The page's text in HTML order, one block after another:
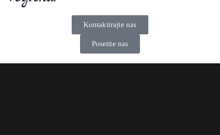
Kontaktirajte nas
Posetite nas